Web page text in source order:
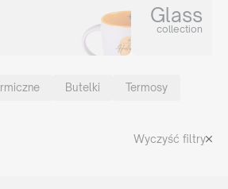
Glass
collection
Butelki Termosy
Wyczyść filtry